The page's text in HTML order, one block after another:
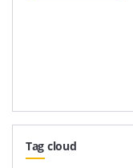
Tag cloud